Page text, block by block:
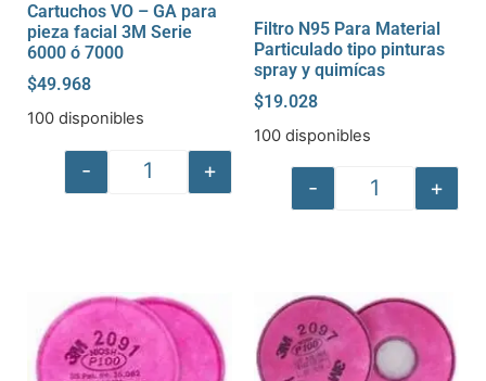
Cartuchos VO – GA para
pieza facial 3M Serie
6000 ó 7000
$49.968
100 disponibles
- +
Filtro N95 Para Material
Particulado tipo pinturas
spray y quimícas
$19.028
100 disponibles
- +